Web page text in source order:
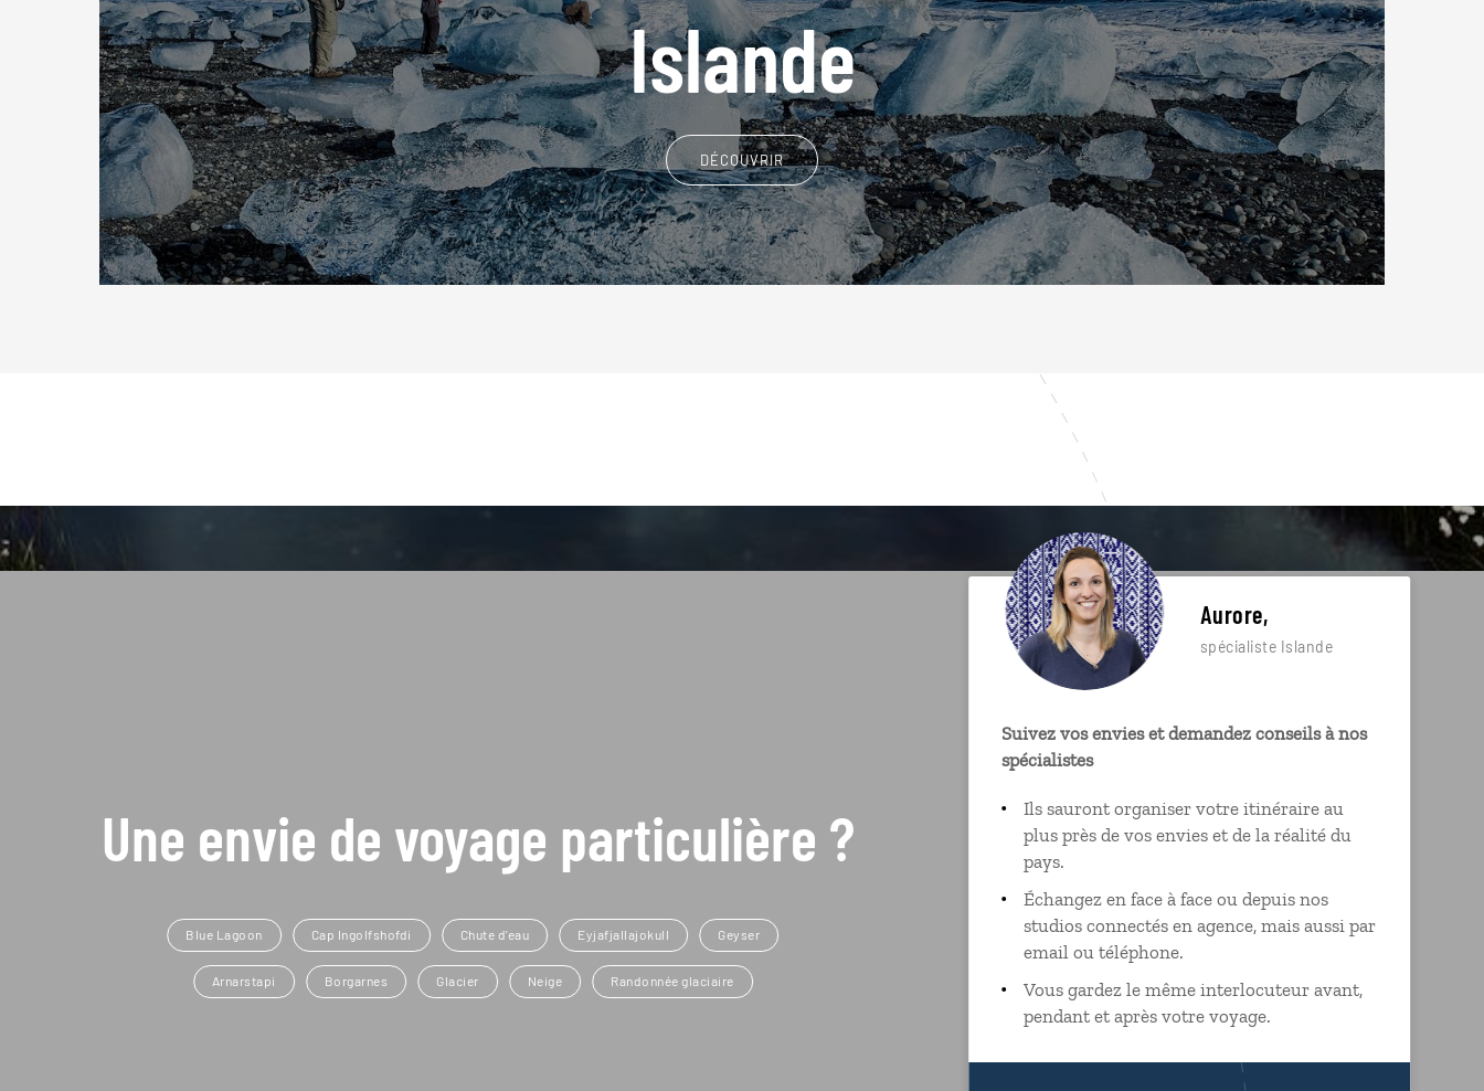
Islande
DÉCOUVRIR
Une envie de voyage particulière ?
Blue Lagoon Cap Ingolfshofdi Chute d'eau Eyjafjallajokull Geyser
Arnarstapi Borgarnes Glacier Neige Randonnée glaciaire
Aurore,
spécialiste Islande
Suivez vos envies et demandez conseils à nos
spécialistes
Ils sauront organiser votre itinéraire au
plus près de vos envies et de la réalité du
pays.
Échangez en face à face ou depuis nos
studios connectés en agence, mais aussi par
email ou téléphone.
Vous gardez le même interlocuteur avant,
pendant et après votre voyage.